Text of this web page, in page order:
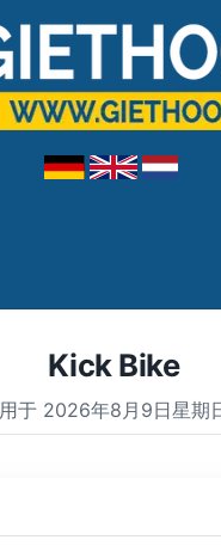
Kick Bike
用于 2026年8月9日星期